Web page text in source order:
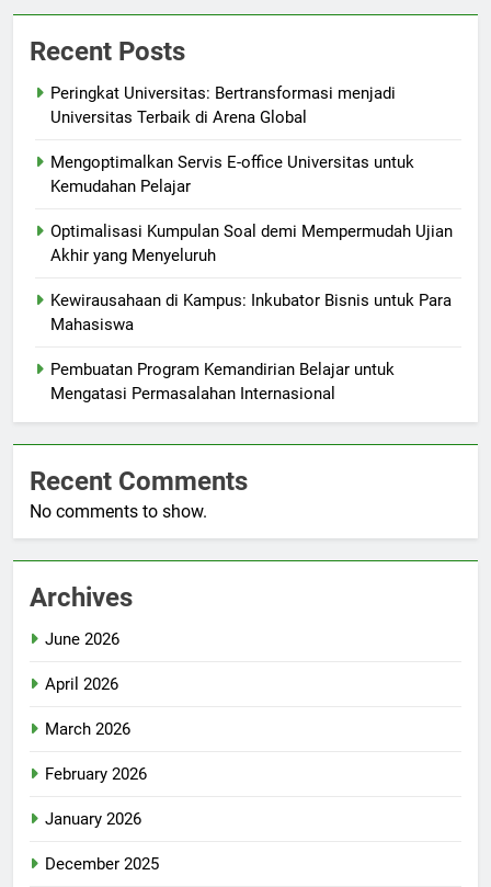
Recent Posts
Peringkat Universitas: Bertransformasi menjadi
Universitas Terbaik di Arena Global
Mengoptimalkan Servis E-office Universitas untuk
Kemudahan Pelajar
Optimalisasi Kumpulan Soal demi Mempermudah Ujian
Akhir yang Menyeluruh
Kewirausahaan di Kampus: Inkubator Bisnis untuk Para
Mahasiswa
Pembuatan Program Kemandirian Belajar untuk
Mengatasi Permasalahan Internasional
Recent Comments
No comments to show.
Archives
June 2026
April 2026
March 2026
February 2026
January 2026
December 2025